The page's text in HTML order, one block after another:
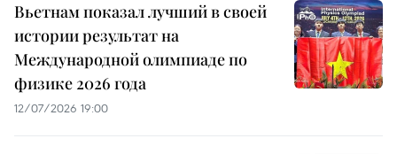
Вьетнам показал лучший в своей
истории результат на
Международной олимпиаде по
физике 2026 года
12/07/2026 19:00